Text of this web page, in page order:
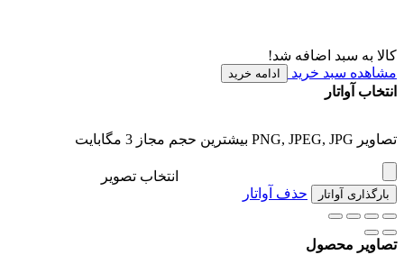
کالا به سبد اضافه شد!
مشاهده سبد خرید
ادامه خرید
انتخاب آواتار
تصاویر PNG, JPEG, JPG بیشترین حجم مجاز 3 مگابایت
انتخاب تصویر
بارگذاری آواتار حذف آواتار
تصاویر محصول